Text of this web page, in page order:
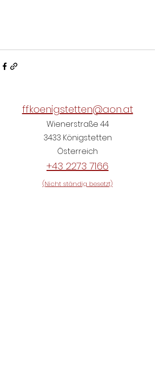
ffkoenigstetten@aon.at
Wienerstraße 44
3433 Königstetten
Österreich
+43 2273 7166
(Nicht ständig besetzt)